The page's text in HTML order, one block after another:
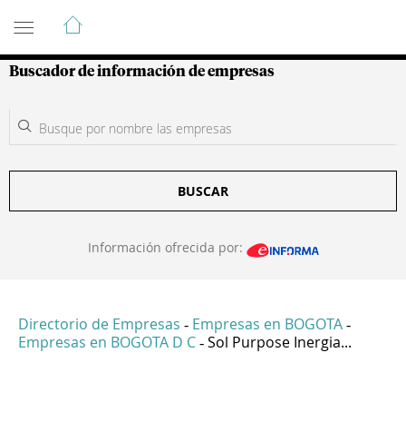
Guía de Empresas Colombianas
Buscador de información de empresas
BUSCAR
Información ofrecida por:
Directorio de Empresas - Empresas en BOGOTA -
Empresas en BOGOTA D C - Sol Purpose Inergia...